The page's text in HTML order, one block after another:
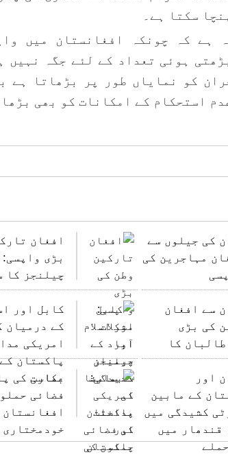
سکتا ہے۔
ہے کہ چونکہ افغانستان میں
ہوئی تعداد کے لئے جگہ نہیں
کو نمایاں طور پر بڑھاتا ہے
استحکام کے امکانات کو بھی
کی جیلوں سے
افغان مہاجرین کی
افغان
بڑی واپسی:
چیلنجز کا
سے افغان
کی بڑی
کا
کابل اور
کے درمیان
امریکی
پاکستان
عکاسی
اور
کے مابین
کشیدگی میں
قندھار میں
بھارت کی
فضائی
افغانستان